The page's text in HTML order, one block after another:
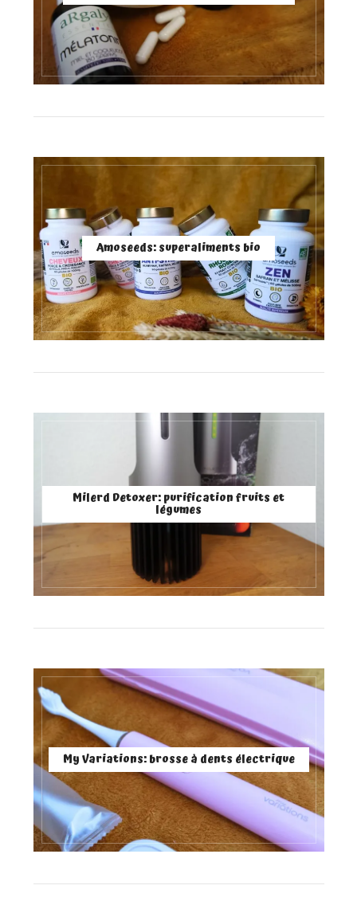
Amoseeds: superaliments bio
Milerd Detoxer: purification fruits et
légumes
My Variations: brosse à dents électrique